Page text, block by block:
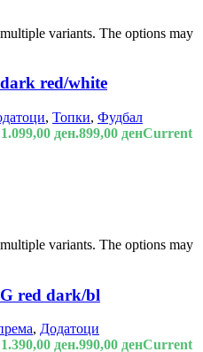
variants. The options may
red/white
, Топки, Фудбал
ден.899,00 денCurrent
variants. The options may
red dark/bl
, Додатоци
ден.990,00 денCurrent